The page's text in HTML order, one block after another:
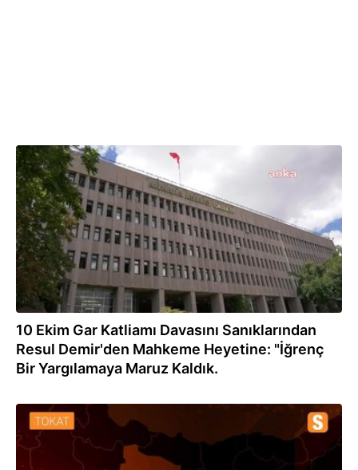
23.03.2023
10 Ekim Gar Katliamı Davasını Sanıklarından
Resul Demir'den Mahkeme Heyetine: "İğrenç
Bir Yargılamaya Maruz Kaldık.
22.11.2021